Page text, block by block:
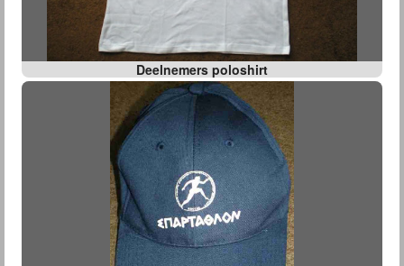
Deelnemers poloshirt